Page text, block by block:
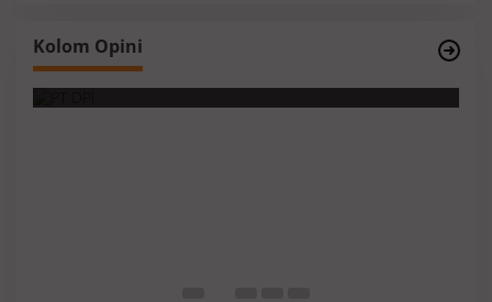
Kolom Opini
Membaca Realitas